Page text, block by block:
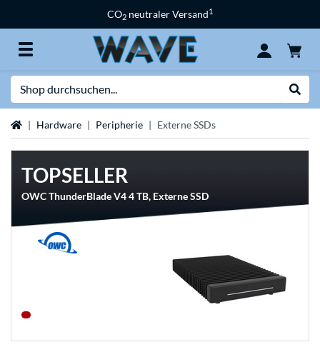
CO2 neutraler Versand1
StartseiteHardware Peripherie Externe SSDs
TOPSELLER
OWC ThunderBlade V4 4 TB, Externe SSD